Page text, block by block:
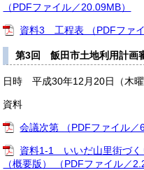
（PDFファイル／20.09MB）
資料3 工程表 （PDFファイ
第3回 飯田市土地利用計画
日時 平成30年12月20日（木
資料
会議次第 （PDFファイル／
資料1-1 いいだ山里街づく
（概要版） （PDFファイル／